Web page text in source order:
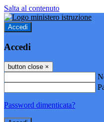
Salta al contenuto
Accedi
Accedi
button close ×
Password dimenticata?